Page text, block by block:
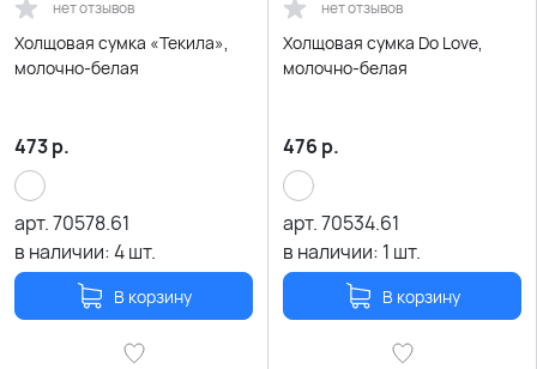
нет отзывов
Холщовая сумка «Текила»,
молочно-белая
473р.
арт.70578.61
в наличии:4шт.
В корзину
нет отзывов
Холщовая сумка Do Love,
молочно-белая
476 р.
арт.70534.61
в наличии: 1 шт.
В корзину